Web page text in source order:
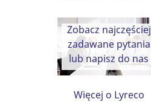
Zobacz najczęściej
zadawane pytania
lub napisz do nas
Więcej o Lyreco